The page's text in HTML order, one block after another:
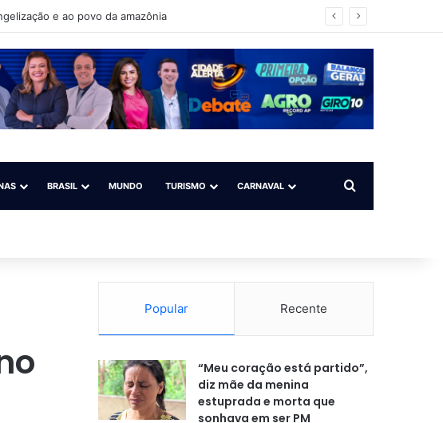
e ao povo da amazônia
BRASIL MUNDO TURISMO CARNAVAL Procurar por
Popular Recente
“Meu coração está partido”,
diz mãe da menina
estuprada e morta que
sonhava em ser PM